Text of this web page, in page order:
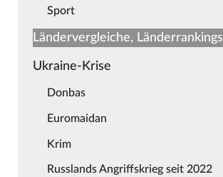
Sport
Ländervergleiche, Länderrankings
Ukraine-Krise
Donbas
Euromaidan
Krim
Russlands Angriffskrieg seit 2022